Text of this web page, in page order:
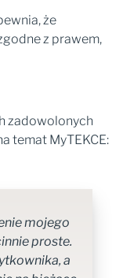
że
z prawem,
zadowolonych
temat MyTEKCE:
mojego
proste.
a